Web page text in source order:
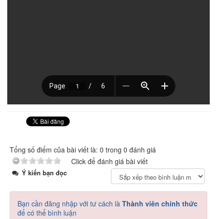
Tổng số điểm của bài viết là: 0 trong 0 đánh giá
Click để đánh giá bài viết
Ý kiến bạn đọc
Bạn cần đăng nhập với tư cách là Thành viên chính thức
để có thể bình luận